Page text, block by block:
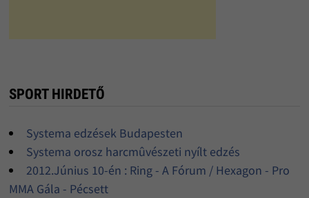
SPORT HIRDETŐ
Systema edzések Budapesten
Systema orosz harcmûvészeti nyílt edzés
2012.Június 10-én : Ring - A Fórum / Hexagon - Pro
MMA Gála - Pécsett